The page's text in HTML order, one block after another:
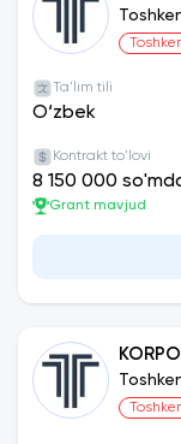
Ta'lim tili
O‘zbek
Kontrakt to'lovi
8 150 000
Grant mavjud